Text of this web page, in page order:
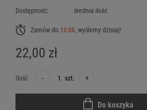
Dostępność: średnia ilość
Zamów do 13:00, wyślemy dzisiaj!
22,00 zł
Ilość - szt. +
Do koszyka